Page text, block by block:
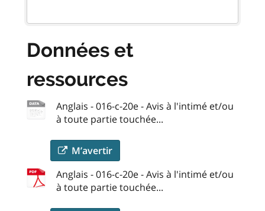
Données et
ressources
Anglais - 016-c-20e - Avis à l'intimé et/ou
à toute partie touchée...
M’avertir
Anglais - 016-c-20e - Avis à l'intimé et/ou
à toute partie touchée...